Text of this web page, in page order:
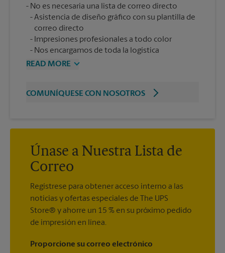
Asistencia de diseño gráfico con su plantilla de
correo directo
Impresiones profesionales a todo color
Nos encargamos de toda la logística
READ MORE
COMUNÍQUESE CON NOSOTROS
Únase a Nuestra Lista de
Correo
Regístrese para obtener acceso interno a las
noticias y ofertas especiales de The UPS
Store® y ahorre un 15 % en su próximo pedido
de impresión en línea.
Proporcione su correo electrónico